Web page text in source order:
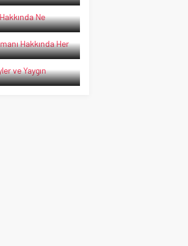
Hakkında Ne
Hakkında
ve Yaygın